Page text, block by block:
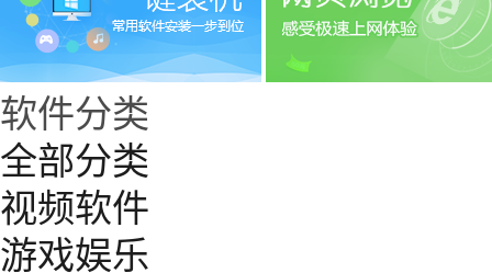
软件分类
全部分类
视频软件
游戏娱乐